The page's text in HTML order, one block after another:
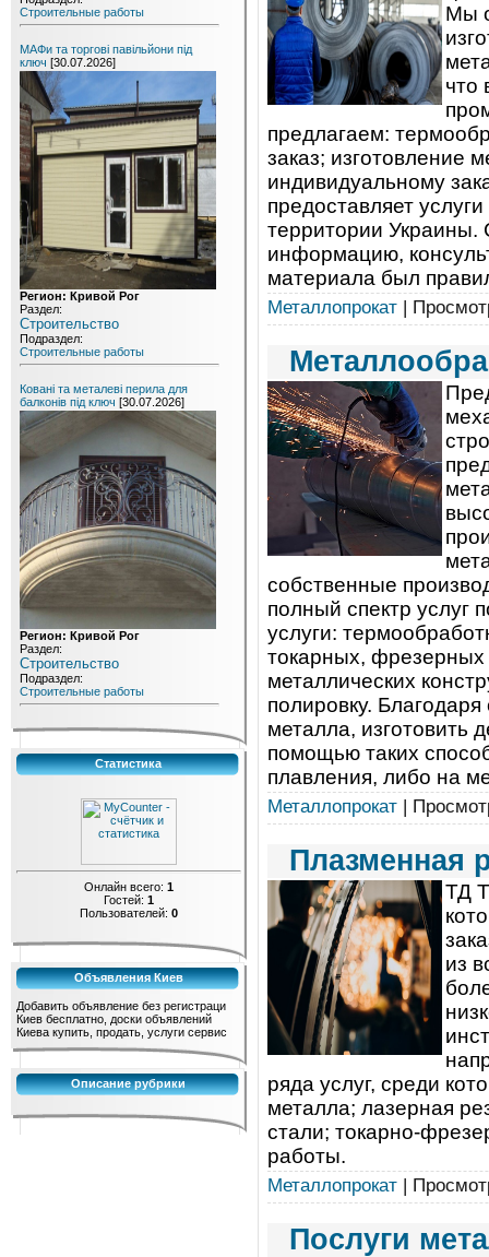
Строительные работы
МАФи та торгові павільйони під
ключ [30.07.2026]
Регион: Кривой Рог
Раздел:
Строительство
Подраздел:
Строительные работы
Ковані та металеві перила для
балконів під ключ [30.07.2026]
Регион: Кривой Рог
Раздел:
Строительство
Подраздел:
Строительные работы
Статистика
Онлайн всего: 1
Гостей: 1
Пользователей: 0
Объявления Киев
Добавить объявление без регистраци
Киев бесплатно, доски объявлений
Киева купить, продать, услуги сервис
Описание рубрики
Мы
что
предлагаем:
заказ; изготовление
индивидуальному
предоставляет
территории Украины.
информацию,
материала был
Металлопрокат |
собственные
полный спектр услуг
услуги:
токарных, фрезерных
металлических
полировку.
металла, изготовить
помощью таких
плавления, либо на
Металлопрокат |
Плазменная
ТД
из
ряда услуг, среди
металла; лазерная
стали; токарно-
работы.
Металлопрокат |
Послуги